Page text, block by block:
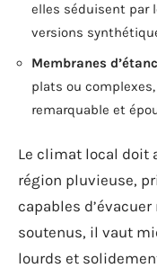
elles séduisent par
versions
Membranes
plats ou
remarquable et
Le climat local doit
région pluvieuse,
capables
soutenus, il vaut
lourds et